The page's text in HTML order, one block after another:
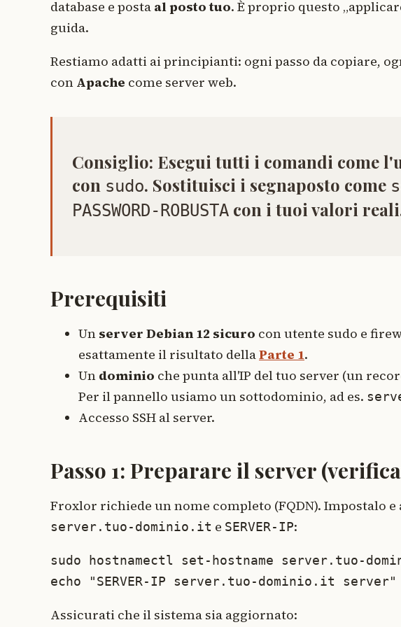
database e posta al posto tuo. È proprio questo
guida.
Restiamo adatti ai principianti: ogni passo da copiare,
con Apache come server web.
Consiglio: Esegui tutti i comandi come
con sudo. Sostituisci i segnaposto come
PASSWORD-ROBUSTA con i tuoi valori
Prerequisiti
Un server Debian 12 sicuro con utente sudo e
esattamente il risultato dellaParte 1.
Un dominio che punta all'IP del tuo server (un
Per il pannello usiamo un sottodominio, ad es.
Accesso SSH al server.
Passo 1: Preparare il server
Froxlor richiede un nome completo (FQDN). Impostalo
server.tuo-dominio.it e SERVER-IP:
sudo hostnamectl set-hostname server.tuo-
echo "SERVER-IP server.tuo-dominio.it
Assicurati che il sistema sia aggiornato: